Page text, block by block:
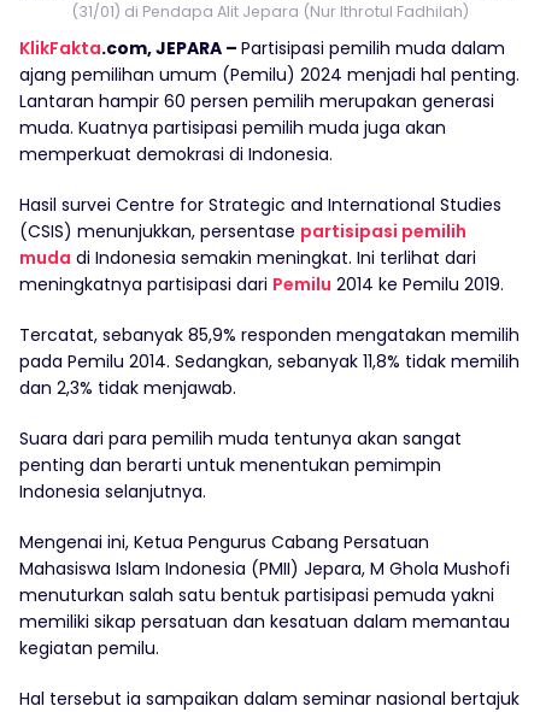
(31/01) di Pendapa Alit Jepara (Nur Ithrotul Fadhilah)
KlikFakta.com, JEPARA – Partisipasi pemilih muda dalam
ajang pemilihan umum (Pemilu) 2024 menjadi hal penting.
Lantaran hampir 60 persen pemilih merupakan generasi
muda. Kuatnya partisipasi pemilih muda juga akan
memperkuat demokrasi di Indonesia.
Hasil survei Centre for Strategic and International Studies
(CSIS) menunjukkan, persentase partisipasi pemilih
muda di Indonesia semakin meningkat. Ini terlihat dari
meningkatnya partisipasi dari Pemilu 2014 ke Pemilu 2019.
Tercatat, sebanyak 85,9% responden mengatakan memilih
pada Pemilu 2014. Sedangkan, sebanyak 11,8% tidak memilih
dan 2,3% tidak menjawab.
Suara dari para pemilih muda tentunya akan sangat
penting dan berarti untuk menentukan pemimpin
Indonesia selanjutnya.
Mengenai ini, Ketua Pengurus Cabang Persatuan
Mahasiswa Islam Indonesia (PMII) Jepara, M Ghola Mushofi
menuturkan salah satu bentuk partisipasi pemuda yakni
memiliki sikap persatuan dan kesatuan dalam memantau
kegiatan pemilu.
Hal tersebut ia sampaikan dalam seminar nasional bertajuk